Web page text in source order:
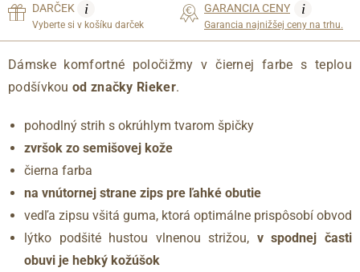
DARČEK i
Vyberte si v košíku darček
GARANCIA CENY i
Garancia najnižšej ceny na trhu.
Dámske komfortné poločižmy v čiernej farbe s teplou
podšívkouod značky Rieker.
pohodlný strih s okrúhlym tvarom špičky
zvršok zo semišovej kože
čierna farba
na vnútornej strane zips pre ľahké obutie
vedľa zipsu všitá guma, ktorá optimálne prispôsobí obvod
lýtko podšité hustou vlnenou strižou, v spodnej časti
obuvi je hebký kožúšok